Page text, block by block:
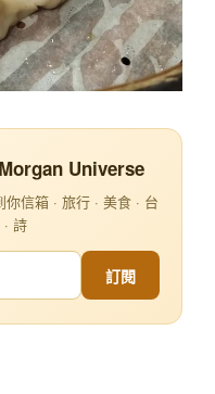
Universe
信箱 · 旅行 · 美食 · 台
詩
訂閱